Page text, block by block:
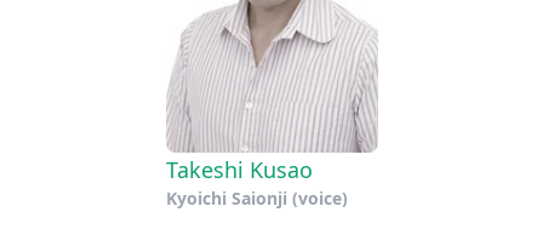
Takeshi Kusao
Kyoichi Saionji (voice)